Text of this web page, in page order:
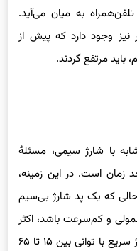
به میان می‌آید.
نیز وجود دارد که پیش از
مرتفع گردند.
با شارژ سیمی، مسئلهٔ
زمان است. در این زمینه،
که یک پد شارژ بی‌سیم
و کم‌سرعت باشد، اکثر
تلفن‌های هوشمند مدرن از قابلیت شارژ سریع با توانی بین ۱۵ تا ۶۵